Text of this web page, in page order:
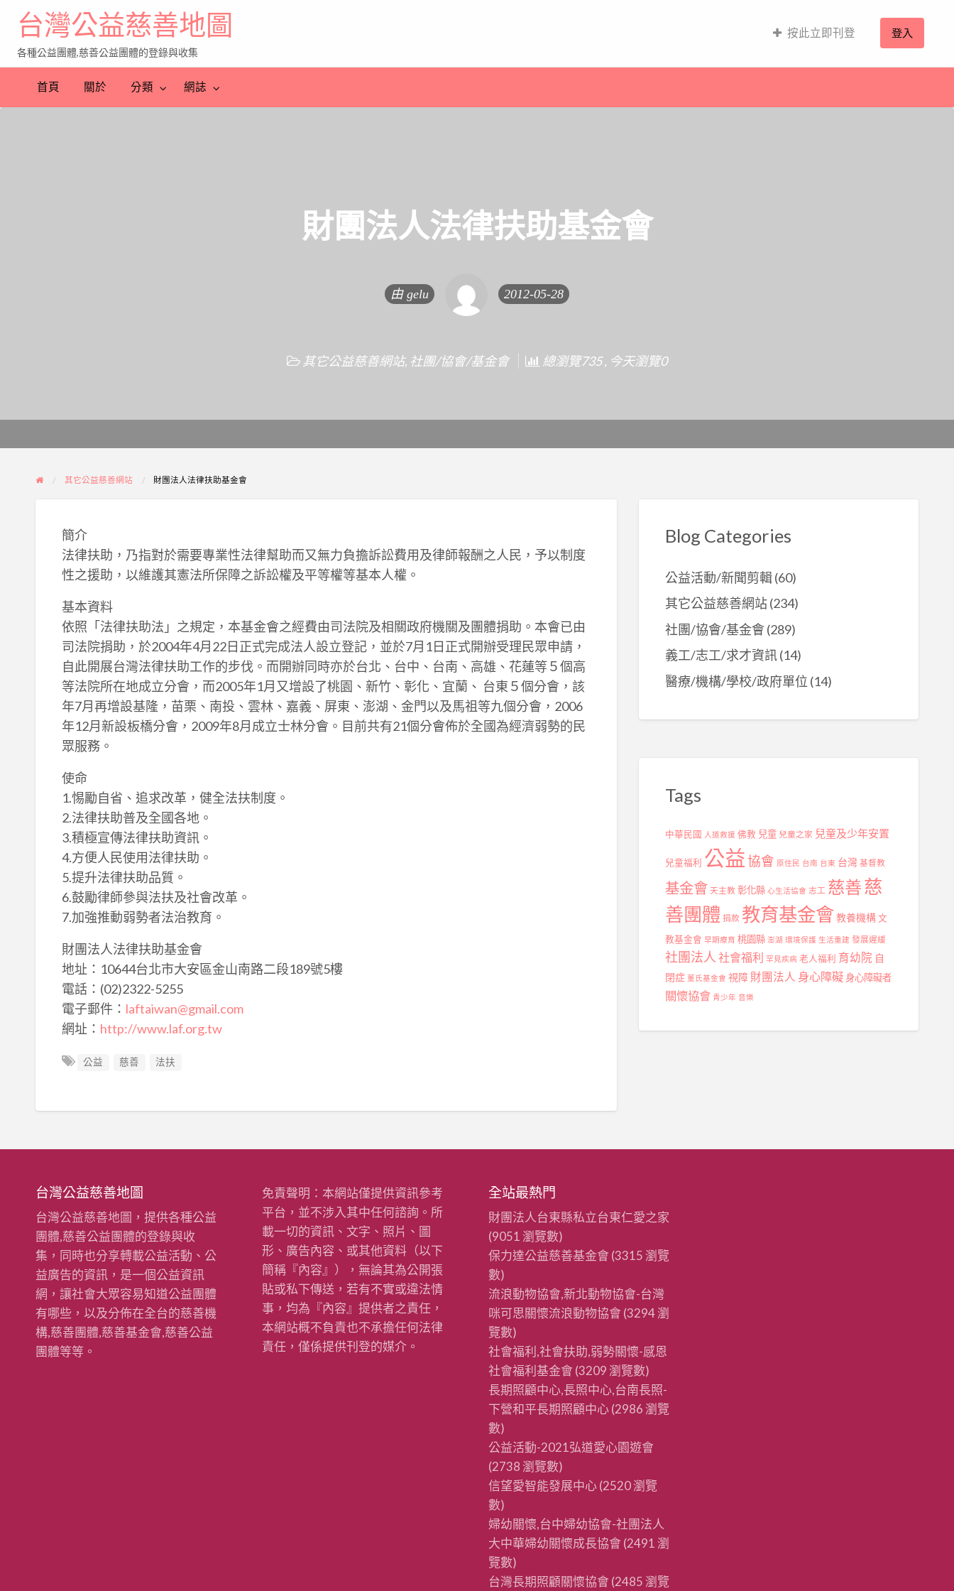
台灣公益慈善地圖
各種公益團體,慈善公益團體的登錄與收集
按此立即刊登 登入
首頁 關於 分類 網誌
財團法人法律扶助基金會
由 gelu 2012-05-28
其它公益慈善網站, 社團/協會/基金會 總瀏覽735 , 今天瀏覽0
其它公益慈善網站 財團法人法律扶助基金會
簡介
法律扶助，乃指對於需要專業性法律幫助而又無力負擔訴訟費用及律師報酬之人民，予以制度
性之援助，以維護其憲法所保障之訴訟權及平等權等基本人權。
基本資料
依照「法律扶助法」之規定，本基金會之經費由司法院及相關政府機關及團體捐助。本會已由
司法院捐助，於2004年4月22日正式完成法人設立登記，並於7月1日正式開辦受理民眾申請，
自此開展台灣法律扶助工作的步伐。而開辦同時亦於台北、台中、台南、高雄、花蓮等５個高
等法院所在地成立分會，而2005年1月又增設了桃園、新竹、彰化、宜蘭、 台東５個分會，該
年7月再增設基隆，苗栗、南投、雲林、嘉義、屏東、澎湖、金門以及馬祖等九個分會，2006
年12月新設板橋分會，2009年8月成立士林分會。目前共有21個分會佈於全國為經濟弱勢的民
眾服務。
使命
1.惕勵自省、追求改革，健全法扶制度。
2.法律扶助普及全國各地。
3.積極宣傳法律扶助資訊。
4.方便人民使用法律扶助。
5.提升法律扶助品質。
6.鼓勵律師參與法扶及社會改革。
7.加強推動弱勢者法治教育。
財團法人法律扶助基金會
地址：10644台北市大安區金山南路二段189號5樓
電話：(02)2322-5255
電子郵件： laftaiwan@gmail.com
網址： http://www.laf.org.tw
公益 慈善 法扶
Blog Categories
公益活動/新聞剪輯(60)
其它公益慈善網站(234)
社團/協會/基金會 (289)
義工/志工/求才資訊(14)
醫療/機構/學校/政府單位 (14)
Tags
中華民國 人道救援 佛教 兒童 兒童之家 兒童及少年安置
兒童福利 公益協會 原住民 台南 台東 台灣 基督教
基金會 天主教 彰化縣 心生活協會 志工 慈善慈
善團體 捐款 教育基金會 教養機構 文
教基金會 早期療育 桃園縣 澎湖 環境保護 生活重建 發展遲緩
社團法人 社會福利 罕見疾病 老人福利 育幼院 自
閉症 董氏基金會 視障 財團法人 身心障礙 身心障礙者
關懷協會 青少年 音樂
台灣公益慈善地圖
台灣公益慈善地圖，提供各種公益
團體,慈善公益團體的登錄與收
集，同時也分享轉載公益活動、公
益廣告的資訊，是一個公益資訊
網，讓社會大眾容易知道公益團體
有哪些，以及分佈在全台的慈善機
構,慈善團體,慈善基金會,慈善公益
團體等等。
免責聲明：本網站僅提供資訊參考
平台，並不涉入其中任何諮詢。所
載一切的資訊、文字、照片、圖
形、廣告內容、或其他資料（以下
簡稱『內容』），無論其為公開張
貼或私下傳送，若有不實或違法情
事，均為『內容』提供者之責任，
本網站概不負責也不承擔任何法律
責任，僅係提供刊登的媒介。
全站最熱門
財團法人台東縣私立台東仁愛之家
(9051 瀏覽數)
保力達公益慈善基金會 (3315 瀏覽
數)
流浪動物協會,新北動物協會-台灣
咪可思關懷流浪動物協會 (3294 瀏
覽數)
社會福利,社會扶助,弱勢關懷-感恩
社會福利基金會 (3209 瀏覽數)
長期照顧中心,長照中心,台南長照-
下營和平長期照顧中心(2986 瀏覽
數)
公益活動-2021弘道愛心園遊會
(2738 瀏覽數)
信望愛智能發展中心(2520 瀏覽
數)
婦幼關懷,台中婦幼協會-社團法人
大中華婦幼關懷成長協會 (2491 瀏
覽數)
台灣長期照顧關懷協會 (2485 瀏覽